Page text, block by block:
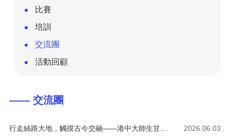
比賽
培訓
交流團
活動回顧
—— 交流團
行走絲路大地，觸摸古今交融——港中大師生甘肅研學交流活動圓滿收官 2026.06.03